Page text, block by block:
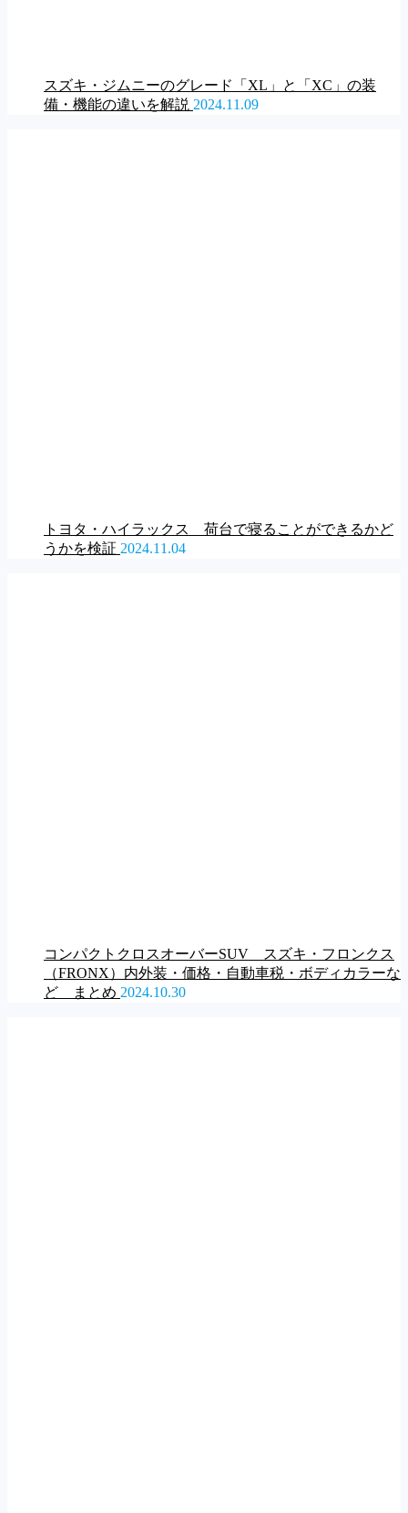
スズキ・ジムニーのグレード「XL」と「XC」の装
備・機能の違いを解説 2024.11.09
トヨタ・ハイラックス 荷台で寝ることができるかど
うかを検証 2024.11.04
コンパクトクロスオーバーSUV スズキ・フロンクス
（FRONX）内外装・価格・自動車税・ボディカラーな
ど まとめ 2024.10.30